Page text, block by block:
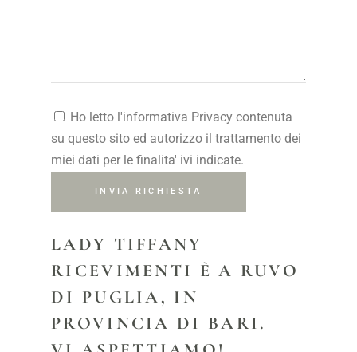
Ho letto l'informativa Privacy contenuta
su questo sito ed autorizzo il trattamento dei
miei dati per le finalita' ivi indicate.
INVIA RICHIESTA
LADY TIFFANY
RICEVIMENTI È A RUVO
DI PUGLIA, IN
PROVINCIA DI BARI.